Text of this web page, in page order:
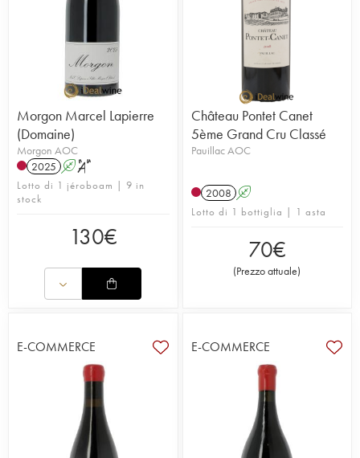
Morgon Marcel Lapierre
(Domaine)
Morgon AOC
2025 A S
Lotto di 1 jéroboam | 9 in
stock
130€
Château Pontet Canet
5ème Grand Cru Classé
Pauillac AOC
2008 A
Lotto di 1 bottiglia | 1 asta
70€
(Prezzo attuale)
E-COMMERCE E-COMMERCE